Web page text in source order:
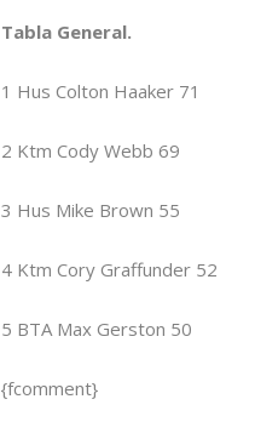
Tabla General.
1 Hus Colton Haaker 71
2 Ktm Cody Webb 69
3 Hus Mike Brown 55
4 Ktm Cory Graffunder 52
5 BTA Max Gerston 50
{fcomment}